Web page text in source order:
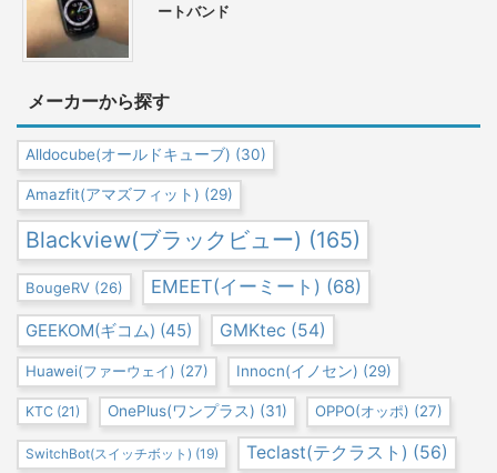
ートバンド
メーカーから探す
Alldocube(オールドキューブ) (30)
Amazfit(アマズフィット) (29)
Blackview(ブラックビュー) (165)
BougeRV (26) EMEET(イーミート) (68)
GEEKOM(ギコム) (45) GMKtec (54)
Huawei(ファーウェイ) (27) Innocn(イノセン) (29)
KTC (21) OnePlus(ワンプラス) (31) OPPO(オッポ) (27)
SwitchBot(スイッチボット) (19) Teclast(テクラスト) (56)